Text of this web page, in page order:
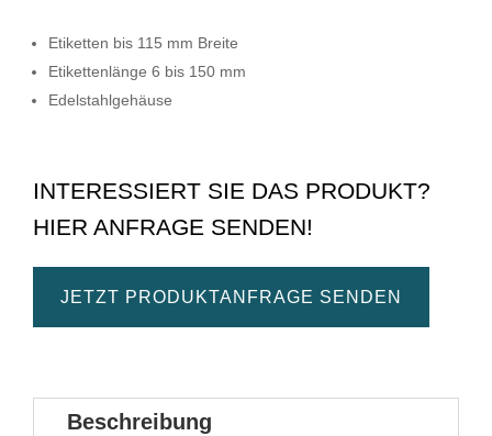
Etiketten bis 115 mm Breite
Etikettenlänge 6 bis 150 mm
Edelstahlgehäuse
INTERESSIERT SIE DAS PRODUKT?
HIER ANFRAGE SENDEN!
JETZT PRODUKTANFRAGE SENDEN
Beschreibung